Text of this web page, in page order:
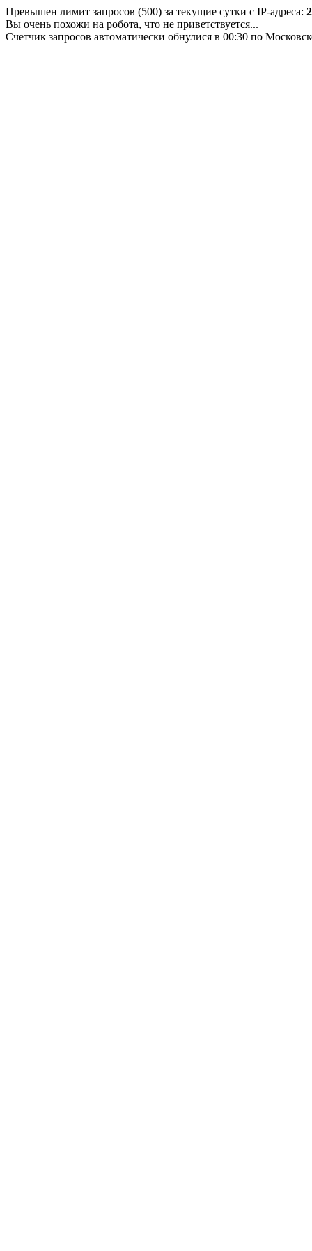
Превышен лимит запросов (500) за текущие сутки с IP-адреса:
Вы очень похожи на робота, что не приветствуется...
Счетчик запросов автоматически обнулися в 00:30 по